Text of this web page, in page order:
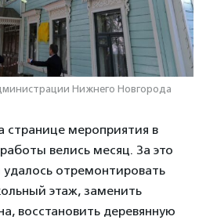
Нижнего Новгорода
странице мероприятия в
велись месяц. За это
отремонтировать
этаж, заменить
восстановить деревянную